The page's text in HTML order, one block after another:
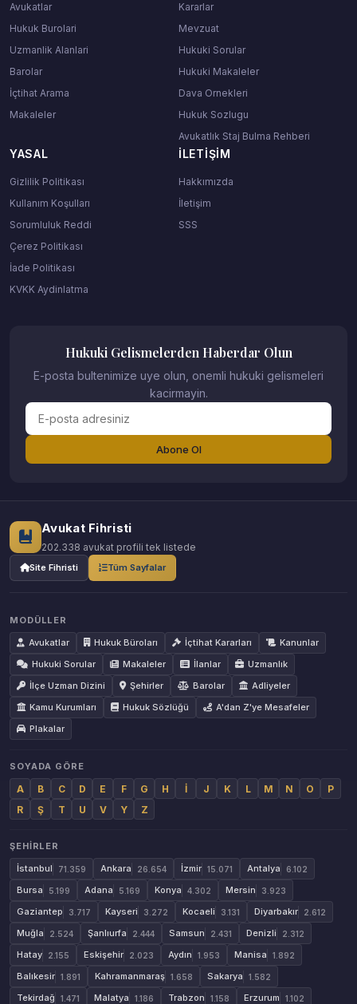
Avukatlar
Hukuk Burolari
Uzmanlik Alanlari
Barolar
İçtihat Arama
Makaleler
Kararlar
Mevzuat
Hukuki Sorular
Hukuki Makaleler
Dava Ornekleri
Hukuk Sozlugu
Avukatlık Staj Bulma Rehberi
YASAL
Gizlilik Politikası
Kullanım Koşulları
Sorumluluk Reddi
Çerez Politikası
İade Politikası
KVKK Aydinlatma
İLETIŞIM
Hakkımızda
İletişim
SSS
Hukuki Gelismelerden Haberdar Olun
E-posta bultenimize uye olun, onemli hukuki gelismeleri
kacirmayin.
Abone Ol
Avukat Fihristi
202.338 avukat profili tek listede
Site Fihristi Tüm Sayfalar
MODÜLLER
Avukatlar
Hukuk Büroları İçtihat Kararları
Kanunlar
Hukuki Sorular
Makaleler İlanlar
Uzmanlık
İlçe Uzman Dizini
Şehirler Barolar
Adliyeler
Kamu Kurumları
Hukuk Sözlüğü
A'dan Z'ye Mesafeler
Plakalar
SOYADA GÖRE
A B C D E F G H İ J K L M N O
P
R
Ş T U V Y Z
ŞEHIRLER
İstanbul
71.359 Ankara 26.654 İzmir 15.071 Antalya 6.102
Bursa 5.199 Adana 5.169 Konya 4.302 Mersin 3.923
Gaziantep 3.717 Kayseri 3.272 Kocaeli 3.131 Diyarbakır 2.612
Muğla 2.524 Şanlıurfa 2.444 Samsun 2.431 Denizli 2.312
Hatay 2.155 Eskişehir 2.023 Aydın 1.953 Manisa 1.892
Balıkesir 1.891 Kahramanmaraş 1.658 Sakarya 1.582
Tekirdağ 1.471 Malatya 1.186 Trabzon 1.158 Erzurum 1.102